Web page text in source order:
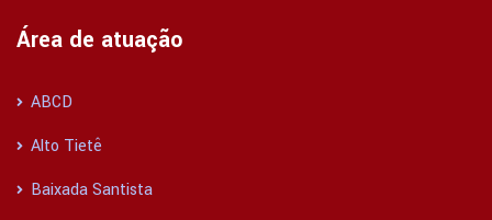
Área de atuação
ABCD
Alto Tietê
Baixada Santista